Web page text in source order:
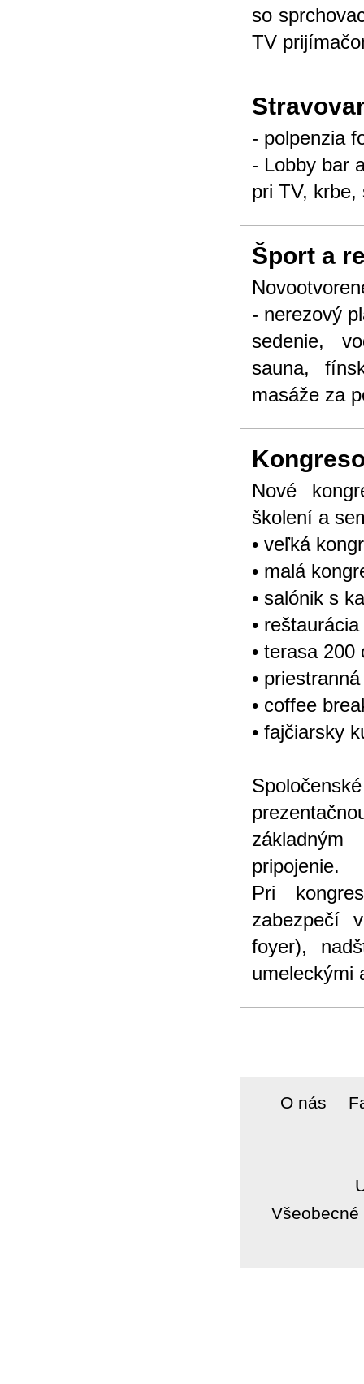
so
TV
- polpenzia
- Lobby bar
pri TV,
Šport a
- nerezový
sedenie,
sauna,
masáže za
Nové
školení a
• veľká
• malá
• salónik s
•
• terasa 200
•
• coffee
• fajčiarsky
pripojenie.
Pri
zabezpečí
foyer),
umeleckými
O nás